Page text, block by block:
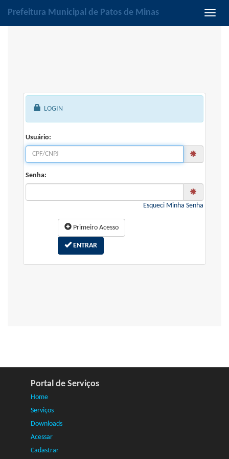
Prefeitura Municipal de Patos de Minas
LOGIN
Usuário:
Senha:
Esqueci Minha Senha
Primeiro Acesso
ENTRAR
Portal de Serviços
Home
Serviços
Downloads
Acessar
Cadastrar